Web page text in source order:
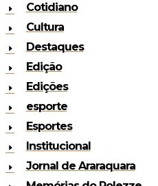
Cotidiano
Cultura
Destaques
Edição
Edições
esporte
Esportes
Institucional
Jornal de Araraquara